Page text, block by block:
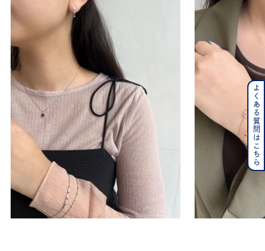
よくある質問はこちら